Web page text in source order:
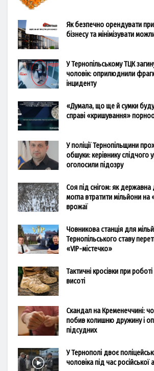
Як безпечно орендувати
бізнесу та мінімізувати
У Тернопільському ТЦК
чоловік: оприлюднили
інциденту
«Думала, що ще й сумки
справі «кришування»
У поліції Тернопільщини
обшуки: керівнику слідчого
оголосили підозру
Соя під снігом: як державна
могла втратити мільйони на
врожаї
Човникова станція для
Тернопільського ставу
«VIP-містечко»
Тактичні кросівки при
висоті
Скандал на Кременеччині:
побив колишню дружину і
підсудних
У Тернополі двоє
чоловіка під час російської